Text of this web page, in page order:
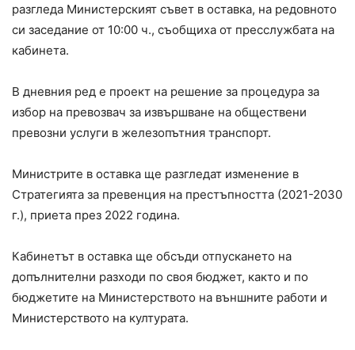
разгледа Министерският съвет в оставка, на редовното
си заседание от 10:00 ч., съобщиха от пресслужбата на
кабинета.
В дневния ред е проект на решение за процедура за
избор на превозвач за извършване на обществени
превозни услуги в железопътния транспорт.
Министрите в оставка ще разгледат изменение в
Стратегията за превенция на престъпността (2021-2030
г.), приета през 2022 година.
Кабинетът в оставка ще обсъди отпускането на
допълнителни разходи по своя бюджет, както и по
бюджетите на Министерството на външните работи и
Министерството на културата.